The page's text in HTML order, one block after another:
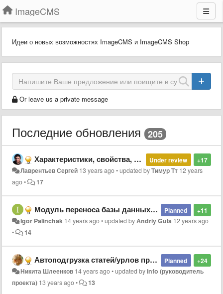
ImageCMS
Идеи о новых возможностях ImageCMS и ImageCMS Shop
Or leave us a private message
Последние обновления 205
+17
Under review
Характеристики, свойства, варианты товаров - решение системной проблемы
Лаврентьев Сергей 13 years ago•updated byТимур Тт 12 years
ago• 17
+11
Planned
Модуль переноса базы данных категорий, товаров, пользователей, заказов из opencart.
Igor Palinchak 14 years ago•updated byAndriy Gula 12 years ago
•
14
+24
Planned
Автоподгрузка статей/урлов при перелинковке или добавлении меню
Никита Шлеенков 14 years ago•updated byinfo (руководитель
проекта) 13 years ago• 13